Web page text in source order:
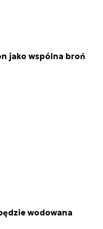
jako wspólna broń
wodowana